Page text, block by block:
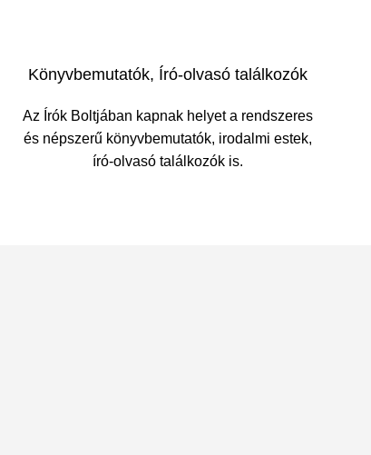
Könyvbemutatók, Író-olvasó találkozók
Az Írók Boltjában kapnak helyet a rendszeres
és népszerű könyvbemutatók, irodalmi estek,
író-olvasó találkozók is.